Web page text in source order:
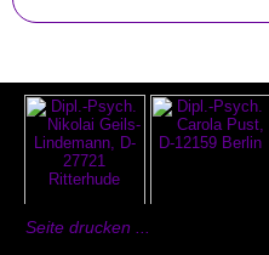
Seite drucken ...